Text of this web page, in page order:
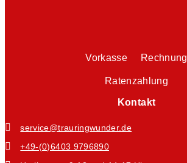
Vorkasse Rechnung
Ratenzahlung
Kontakt
service@trauringwunder.de
+49-(0)6403 9796890